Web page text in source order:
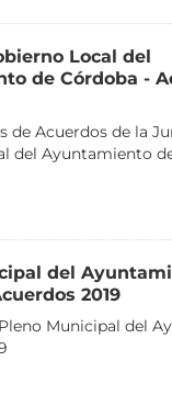
Local del
de Córdoba -
de Acuerdos de la
del Ayuntamiento
del
2019
Municipal del